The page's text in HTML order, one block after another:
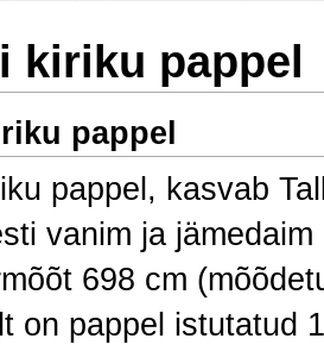
kiriku pappel
pappel
pappel, kasvab
vanim ja
698 cm
on pappel istutatud